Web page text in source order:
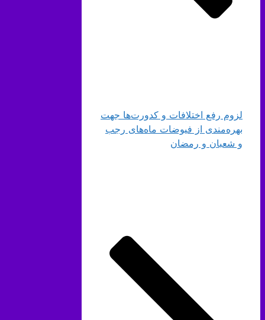
لزوم رفع اختلافات و کدورت‌ها جهت
بهره‌مندی از فیوضات ماه‌های رجب
و شعبان و رمضان